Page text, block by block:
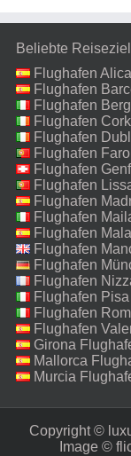
Beliebte
Flughafen
Flughafen
Flughafen
Flughafen Cork
Flughafen
Flughafen Faro
Flughafen Genf
Flughafen
Flughafen
Flughafen
Malpensa
Flughafen
Flughafen
Flughafen
Flughafen
Flughafen Pisa
Flughafen
Flughafen
Girona
Mallorca
Murcia
Copyright ©
Image ©